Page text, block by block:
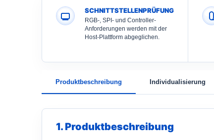
SCHNITTSTELLENPRÜFUNG
RGB-, SPI- und Controller-
Anforderungen werden mit der
Host-Plattform abgeglichen.
Produktbeschreibung Individualisierung
1. Produktbeschreibung